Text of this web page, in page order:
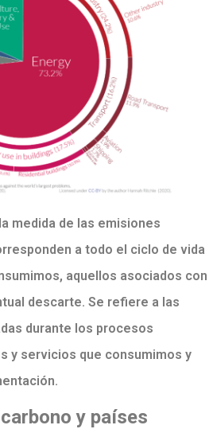
medida de las emisiones
a todo el ciclo de vida
aquellos asociados con
descarte. Se refiere a las
durante los procesos
y servicios que consumimos y
y países